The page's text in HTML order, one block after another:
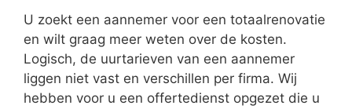
U zoekt een aannemer voor een totaalrenovatie
en wilt graag meer weten over de kosten.
Logisch, de uurtarieven van een aannemer
liggen niet vast en verschillen per firma. Wij
hebben voor u een offertedienst opgezet die u